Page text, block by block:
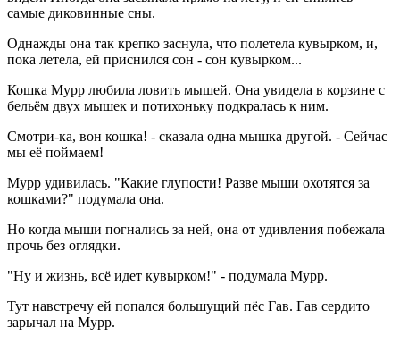
самые диковинные сны.
Однажды она так крепко заснула, что полетела кувырком, и,
пока летела, ей приснился сон - сон кувырком...
Кошка Мурр любила ловить мышей. Она увидела в корзине с
бельём двух мышек и потихоньку подкралась к ним.
Смотри-ка, вон кошка! - сказала одна мышка другой. - Сейчас
мы её поймаем!
Мурр удивилась. "Какие глупости! Разве мыши охотятся за
кошками?" подумала она.
Но когда мыши погнались за ней, она от удивления побежала
прочь без оглядки.
"Ну и жизнь, всё идет кувырком!" - подумала Мурр.
Тут навстречу ей попался большущий пёс Гав. Гав сердито
зарычал на Мурр.